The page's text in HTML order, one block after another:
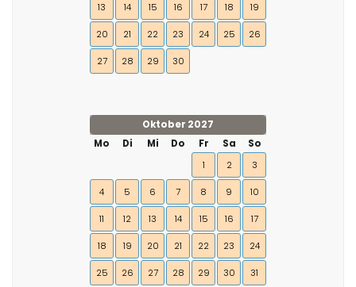
13 14 15 16 17 18 19
20 21 22 23 24 25 26
27 28 29 30
Oktober 2027
Mo
Di Mi Do Fr Sa
So
1
2 3
4 5 6 7 8 9 10
11 12 13 14 15 16 17
18 19 20 21 22 23 24
25 26 27 28 29 30 31